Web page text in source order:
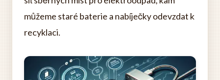
můžeme staré baterie a nabíječky odevzdat k
recyklaci.